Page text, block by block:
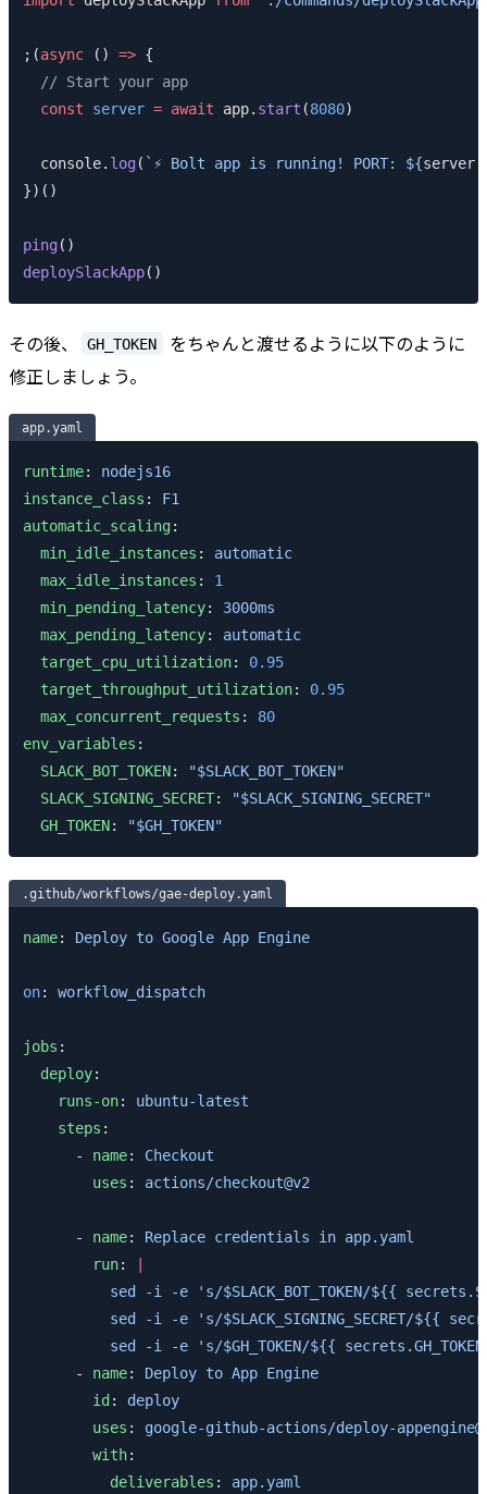
;(async () => {
  // Start your app
  const
server = await app. start (8080)
  console.
log( `⚡️ Bolt app is running! PORT: ${server.
})()
ping()
deploySlackApp()
その後、 GH_TOKEN
をちゃんと渡せるように以下のように
修正しましょう。
app.yaml
runtime: nodejs16
instance_class : F1
automatic_scaling:
  min_idle_instances
: automatic
  max_idle_instances
: 1
  min_pending_latency
: 3000ms
  max_pending_latency
: automatic
  target_cpu_utilization
: 0.95
  target_throughput_utilization
: 0.95
  max_concurrent_requests
: 80
env_variables :
  SLACK_BOT_TOKEN
:
"$SLACK_BOT_TOKEN"
  SLACK_SIGNING_SECRET
:
"$SLACK_SIGNING_SECRET"
  GH_TOKEN
: "$GH_TOKEN"
.github/workflows/gae-deploy.yaml
name: Deploy to Google App Engine
on: workflow_dispatch
jobs :
  deploy
:
    runs-on
: ubuntu-latest
    steps
:
      -
name: Checkout
        uses
: actions/checkout@v2
      -
name: Replace credentials in app.yaml
        run
:
sed -i -e 's/$SLACK_BOT_TOKEN/${{
sed -i -e 's/$SLACK_SIGNING_SECRET/${{
sed -i -e 's/$GH_TOKEN/${{
      -
name: Deploy to App Engine
        id
: deploy
        uses
: google-github-actions/deploy-
        with
:
          deliverables
: app.yaml